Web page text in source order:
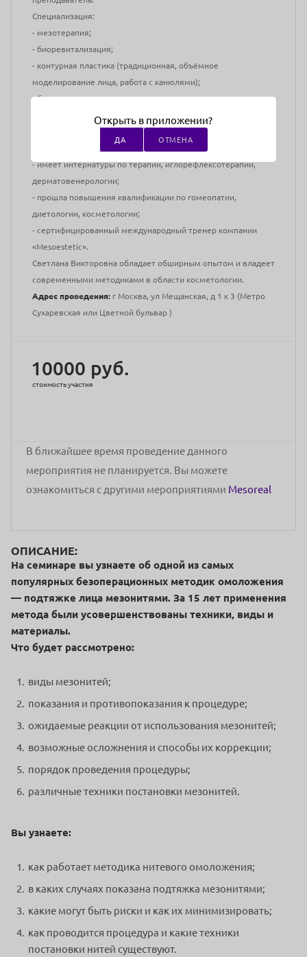
Специализация:
- мезотерапия;
- биоревитализация;
- контурная пластика (традиционная, объёмное
моделирование лица, работа с канюлями);
- биоармирование;
инъекционные методики.
- имеет интернатуры по терапии, иглорефлексотерапии,
дерматовенерологии;
- прошла повышения квалификации по гомеопатии,
диетологии, косметологии;
- сертифицированный международный тренер компании
«Mesoestetic».
Светлана Викторовна обладает обширным опытом и владеет
современными методиками в области косметологии.
Адрес проведения: г Москва, ул Мещанская, д 1 к 3 (Метро
Сухаревская или Цветной бульвар )
10000 руб.
стоимость участия
В ближайшее время проведение данного
мероприятия не планируется. Вы можете
ознакомиться с другими мероприятиями Mesoreal
ОПИСАНИЕ:
На семинаре вы узнаете об одной из самых
популярных безоперационных методик омоложения
— подтяжке лица мезонитями. За 15 лет применения
метода были усовершенствованы техники, виды и
материалы.
Что будет рассмотрено:
виды мезонитей;
показания и противопоказания к процедуре;
ожидаемые реакции от использования мезонитей;
возможные осложнения и способы их коррекции;
порядок проведения процедуры;
различные техники постановки мезонитей.
Вы узнаете:
как работает методика нитевого омоложения;
в каких случаях показана подтяжка мезонитями;
какие могут быть риски и как их минимизировать;
как проводится процедура и какие техники
постановки нитей существуют.
Открыть в приложении?
ДА ОТМЕНА